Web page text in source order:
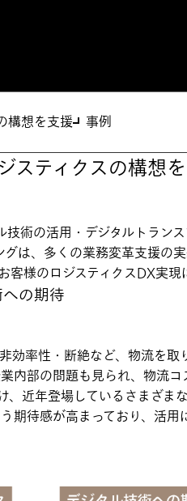
構想を支援 事例
スティクスの構想
技術の活用・デジタルトラン
グは、多くの業務変革支援の
様のロジスティクスDX実現
の期待
効率性・断絶など、物流を
内部の問題も見られ、物流
近年登場しているさまざま
期待感が高まっており、活